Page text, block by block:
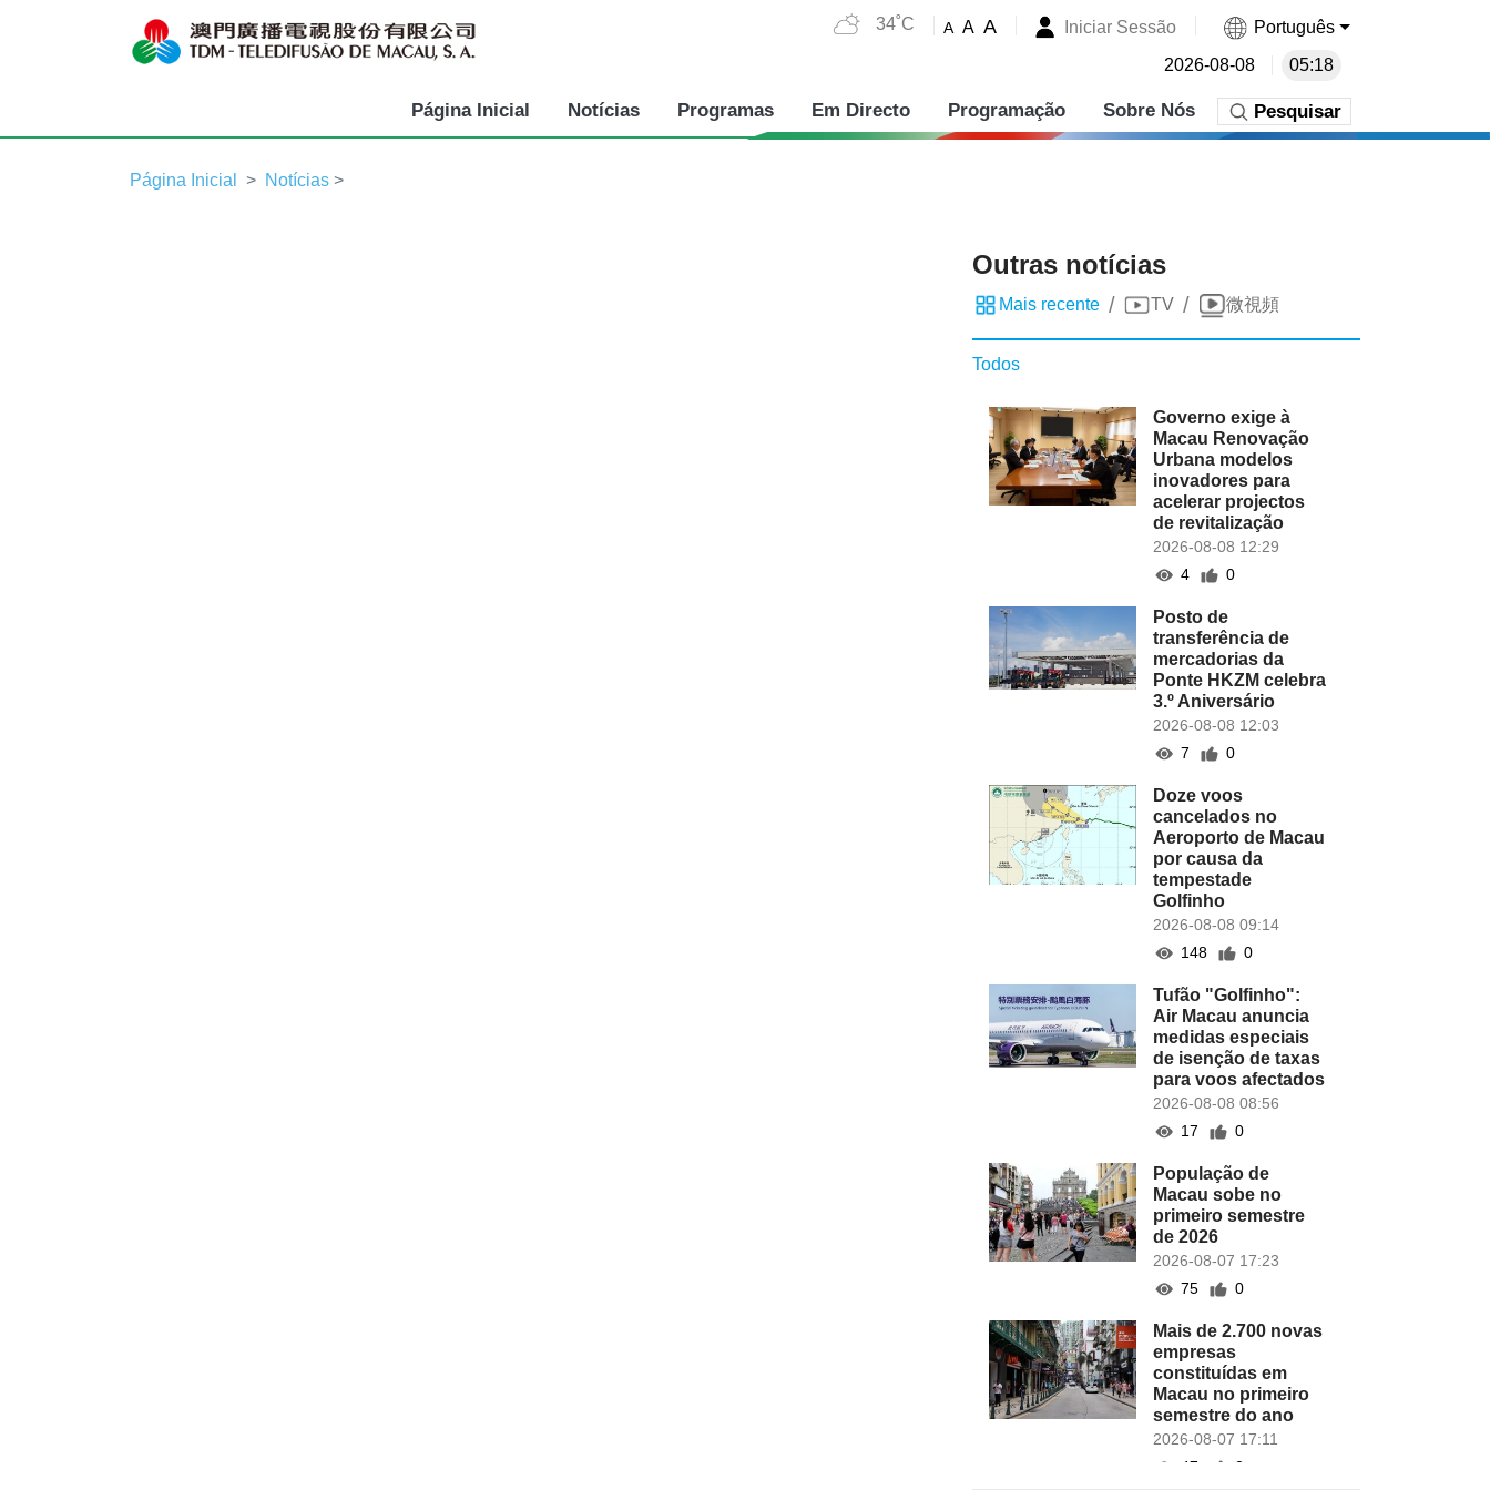
34˚C A A A Iniciar Sessão Português
2026-08-08 05:18
Página Inicial Notícias Programas Em Directo Programação Sobre Nós Pesquisar
Página Inicial Notícias >
Outras notícias
Mais recente / TV / 微視頻
Todos
Governo exige à
Macau Renovação
Urbana modelos
inovadores para
acelerar projectos
de revitalização
2026-08-08 12:29
4
0
Posto de
transferência de
mercadorias da
Ponte HKZM celebra
3.º Aniversário
2026-08-08 12:03
7
0
Doze voos
cancelados no
Aeroporto de Macau
por causa da
tempestade
Golfinho
2026-08-08 09:14
148
0
Tufão "Golfinho":
Air Macau anuncia
medidas especiais
de isenção de taxas
para voos afectados
2026-08-08 08:56
17
0
População de
Macau sobe no
primeiro semestre
de 2026
2026-08-07 17:23
75
0
Mais de 2.700 novas
empresas
constituídas em
Macau no primeiro
semestre do ano
2026-08-07 17:11
47
0